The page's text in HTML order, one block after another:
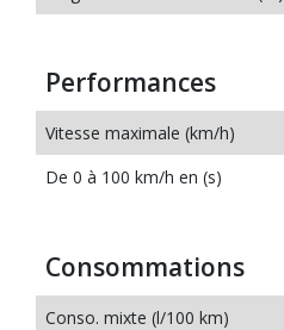
Performances
Vitesse maximale (km/h)
De 0 à 100 km/h en (s)
Consommations
Conso. mixte (l/100 km)